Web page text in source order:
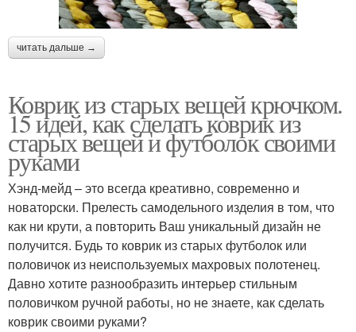
читать дальше →
Коврик из старых вещей крючком.
15 идей, как сделать коврик из
старых вещей и футболок своими
руками
Хэнд-мейд – это всегда креативно, современно и
новаторски. Прелесть самодельного изделия в том, что
как ни крути, а повторить Ваш уникальный дизайн не
получится. Будь то коврик из старых футболок или
половичок из неиспользуемых махровых полотенец.
Давно хотите разнообразить интерьер стильным
половичком ручной работы, но не знаете, как сделать
коврик своими руками?